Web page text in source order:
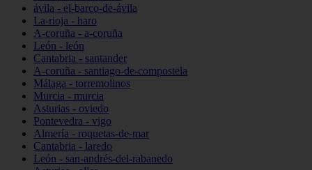
ávila - el-barco-de-ávila
La-rioja - haro
A-coruña - a-coruña
León - león
Cantabria - santander
A-coruña - santiago-de-compostela
Málaga - torremolinos
Murcia - murcia
Asturias - oviedo
Pontevedra - vigo
Almería - roquetas-de-mar
Cantabria - laredo
León - san-andrés-del-rabanedo